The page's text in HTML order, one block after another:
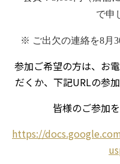
で申
※ ご出欠の連絡を8月
参加ご希望の方は、お
だくか、下記URLの参
皆様のご参加
https://